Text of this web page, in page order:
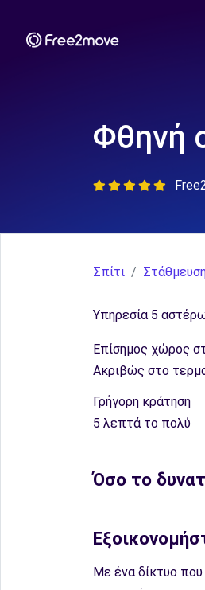
Φθηνή
Σπίτι
Υπηρεσία 5
Επίσημος χώρος
Ακριβώς στο
Γρήγορη κράτηση
5 λεπτά το πολύ
Όσο το
Με ένα δίκτυο